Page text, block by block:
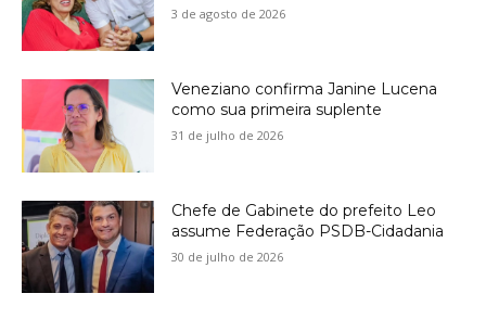
3 de agosto de 2026
Veneziano confirma Janine Lucena
como sua primeira suplente
31 de julho de 2026
Chefe de Gabinete do prefeito Leo
assume Federação PSDB-Cidadania
30 de julho de 2026